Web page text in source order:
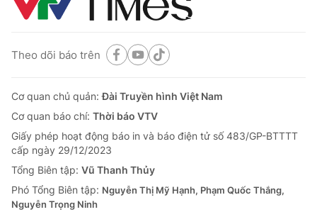
Theo dõi báo trên
Cơ quan chủ quản:Đài Truyền hình Việt Nam
Cơ quan báo chí: Thời báo VTV
Giấy phép hoạt động báo in và báo điện tử số 483/GP-BTTTT
cấp ngày 29/12/2023
Tổng Biên tập: Vũ Thanh Thủy
Phó Tổng Biên tập: Nguyễn Thị Mỹ Hạnh, Phạm Quốc Thắng,
Nguyễn Trọng Ninh